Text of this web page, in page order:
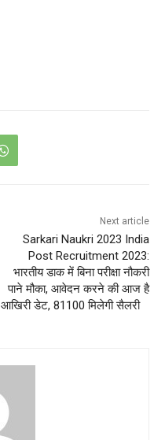
Next article
Sarkari Naukri 2023 India
Post Recruitment 2023:
भारतीय डाक में बिना परीक्षा नौकरी
पाने मौका, आवेदन करने की आज है
आखिरी डेट, 81100 मिलेगी सैलरी